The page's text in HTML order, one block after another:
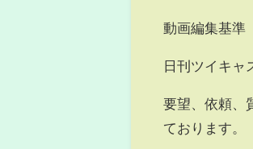
動画編集基準
日刊ツイキャ
要望、依頼、
ております。